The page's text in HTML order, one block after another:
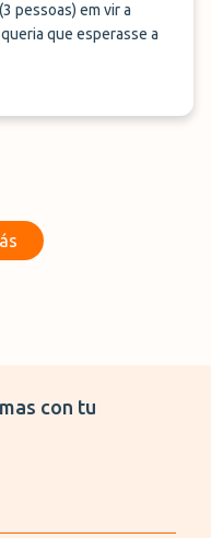
pessoas) em vir a
que esperasse a
con tu